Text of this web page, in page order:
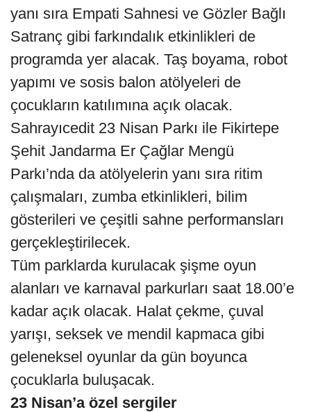
yanı sıra Empati Sahnesi ve Gözler Bağlı
Satranç gibi farkındalık etkinlikleri de
programda yer alacak. Taş boyama, robot
yapımı ve sosis balon atölyeleri de
çocukların katılımına açık olacak.
Sahrayıcedit 23 Nisan Parkı ile Fikirtepe
Şehit Jandarma Er Çağlar Mengü
Parkı’nda da atölyelerin yanı sıra ritim
çalışmaları, zumba etkinlikleri, bilim
gösterileri ve çeşitli sahne performansları
gerçekleştirilecek.
Tüm parklarda kurulacak şişme oyun
alanları ve karnaval parkurları saat 18.00’e
kadar açık olacak. Halat çekme, çuval
yarışı, seksek ve mendil kapmaca gibi
geleneksel oyunlar da gün boyunca
çocuklarla buluşacak.
23 Nisan’a özel sergiler